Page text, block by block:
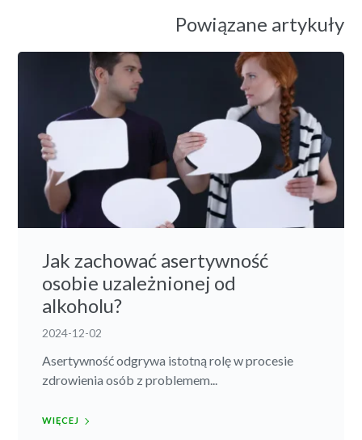
Powiązane artykuły
Jak zachować asertywność
osobie uzależnionej od
alkoholu?
2024-12-02
Asertywność odgrywa istotną rolę w procesie
zdrowienia osób z problemem...
WIĘCEJ